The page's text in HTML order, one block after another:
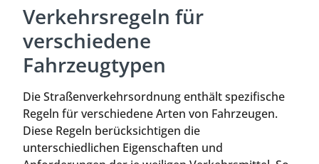
Verkehrsregeln für
verschiedene
Fahrzeugtypen
Die Straßenverkehrsordnung enthält spezifische
Regeln für verschiedene Arten von Fahrzeugen.
Diese Regeln berücksichtigen die
unterschiedlichen Eigenschaften und